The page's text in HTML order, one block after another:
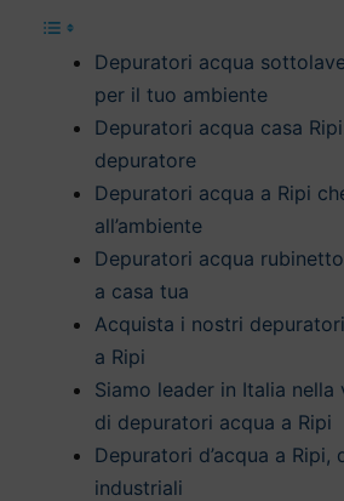
Depuratori acqua
per il tuo ambiente
Depuratori acqua casa
depuratore
Depuratori acqua a Ripi
all’ambiente
Depuratori acqua
a casa tua
Acquista i nostri
a Ripi
Siamo leader in Italia
di depuratori acqua a Ripi
Depuratori d’acqua a Ripi,
industriali